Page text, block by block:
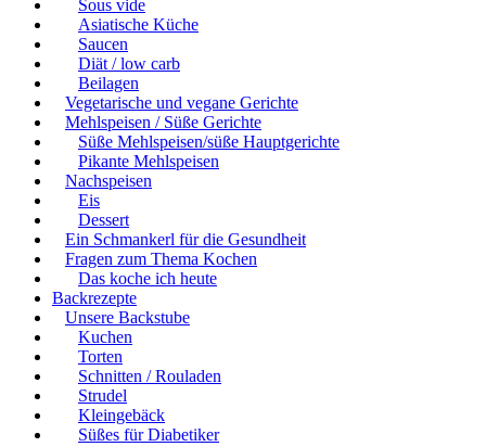
Sous vide
Asiatische Küche
Saucen
Diät / low carb
Beilagen
Vegetarische und vegane Gerichte
Mehlspeisen / Süße Gerichte
Süße Mehlspeisen/süße Hauptgerichte
Pikante Mehlspeisen
Nachspeisen
Eis
Dessert
Ein Schmankerl für die Gesundheit
Fragen zum Thema Kochen
Das koche ich heute
Backrezepte
Unsere Backstube
Kuchen
Torten
Schnitten / Rouladen
Strudel
Kleingebäck
Süßes für Diabetiker